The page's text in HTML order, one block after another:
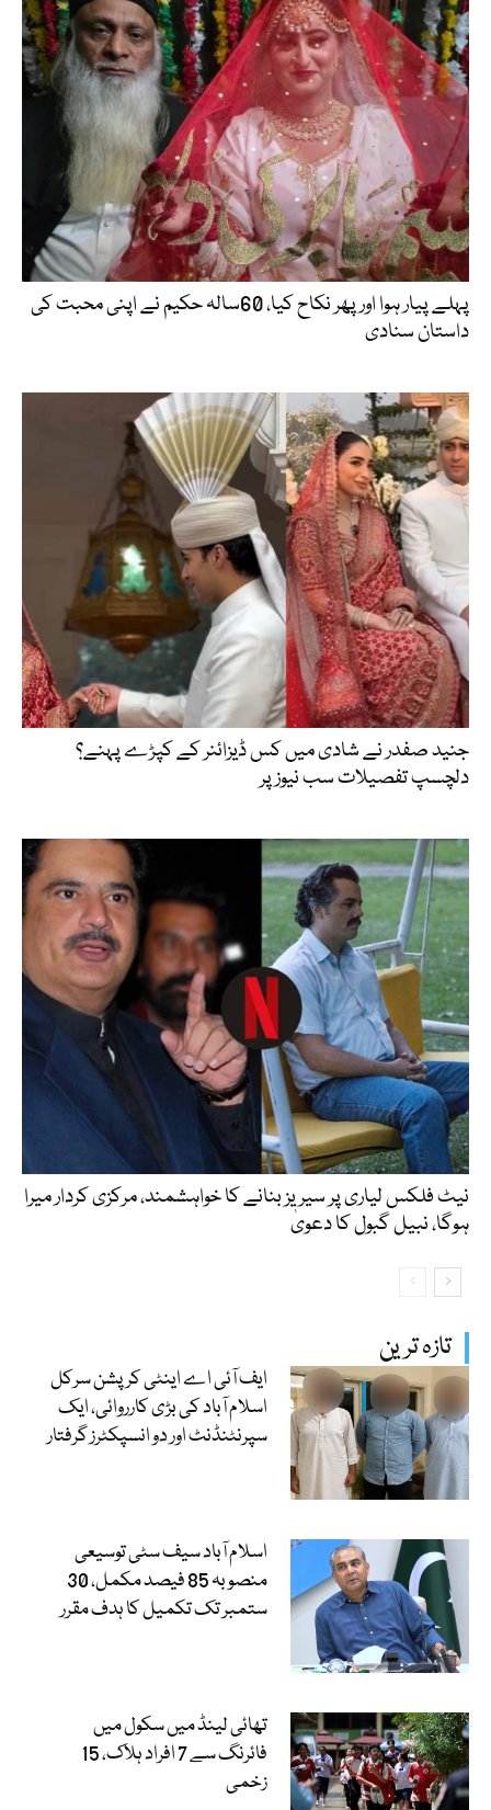
تازہ ترین
ایف آئی اے اینٹی کرپشن سرکل
اسلام آباد کی بڑی کارروائی، ایک
سپرنٹنڈنٹ اور دو انسپکٹرز گرفتار
اسلام آباد سیف سٹی توسیعی
منصوبہ 85 فیصد مکمل، 30
ستمبر تک تکمیل کا ہدف مقرر
تھائی لینڈ میں سکول میں
فائرنگ سے 7 افراد ہلاک، 15
زخمی
پہلے پیار ہوا اور پھر نکاح کیا، 60سالہ حکیم نے اپنی محبت کی
داستان سنادی
جنید صفدر نے شادی میں کس ڈیزائنر کے کپڑے پہنے؟
دلچسپ تفصیلات سب نیوز پر
نیٹ فلکس لیاری پر سیریز بنانے کا خواہشمند، مرکزی کردار میرا
ہوگا، نبیل گبول کا دعویٰ